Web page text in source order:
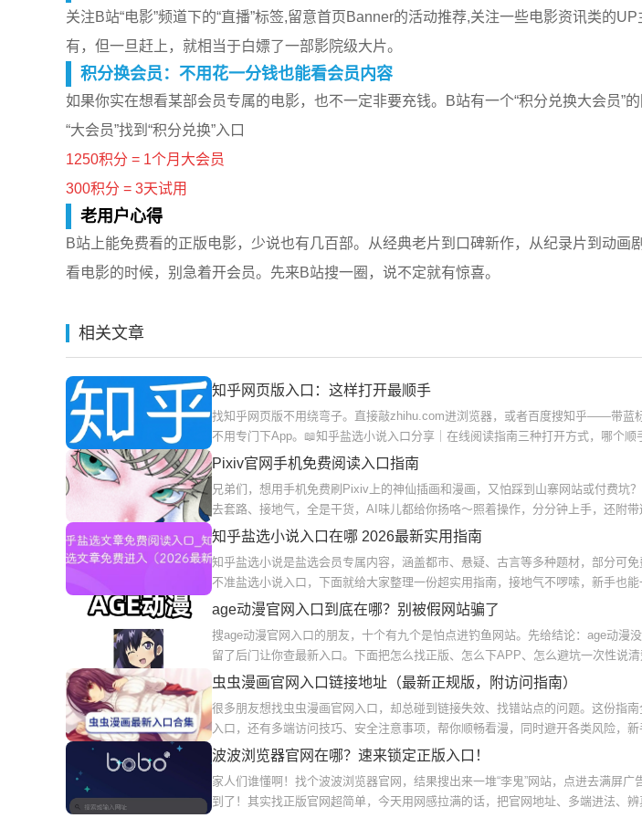
关注B站“电影”频道下的“直播”标签,留意首页Banner的活动推荐,关注一些电影资讯类的
有，但一旦赶上，就相当于白嫖了一部影院级大片。
积分换会员：不用花一分钱也能看会员内容
如果你实在想看某部会员专属的电影，也不一定非要充钱。B站有一个“积分兑换大会员”
“大会员”找到“积分兑换”入口
1250积分 = 1个月大会员
300积分 = 3天试用
老用户心得
B站上能免费看的正版电影，少说也有几百部。从经典老片到口碑新作，从纪录片到动画
看电影的时候，别急着开会员。先来B站搜一圈，说不定就有惊喜。
相关文章
知乎网页版入口：这样打开最顺手
找知乎网页版不用绕弯子。直接敲zhihu.com进浏览器，或者百度搜知乎——带蓝
不用专门下App。📖知乎盐选小说入口分享｜在线阅读指南三种打开方式，哪个顺
Pixiv官网手机免费阅读入口指南
兄弟们，想用手机免费刷Pixiv上的神仙插画和漫画，又怕踩到山寨网站或付费坑
去套路、接地气，全是干货，AI味儿都给你扬咯～照着操作，分分钟上手，还附
知乎盐选小说入口在哪 2026最新实用指南
知乎盐选小说是盐选会员专属内容，涵盖都市、悬疑、古言等多种题材，部分可
不准盐选小说入口，下面就给大家整理一份超实用指南，接地气不啰嗦，新手也
age动漫官网入口到底在哪？别被假网站骗了
搜age动漫官网入口的朋友，十个有九个是怕点进钓鱼网站。先给结论：age动漫
留了后门让你查最新入口。下面把怎么找正版、怎么下APP、怎么避坑一次性说
虫虫漫画官网入口链接地址（最新正规版，附访问指南）
很多朋友想找虫虫漫画官网入口，却总碰到链接失效、找错站点的问题。这份指
入口，还有多端访问技巧、安全注意事项，帮你顺畅看漫，同时避开各类风险，新
波波浏览器官网在哪？速来锁定正版入口！
家人们谁懂啊！找个波波浏览器官网，结果搜出来一堆“李鬼”网站，点进去满屏
到了！其实找正版官网超简单，今天用网感拉满的话，把官网地址、多端进法、